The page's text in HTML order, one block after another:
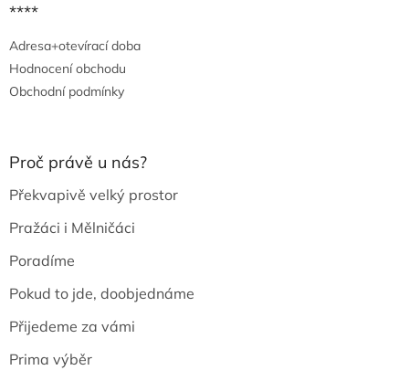
****
Adresa+otevírací doba
Hodnocení obchodu
Obchodní podmínky
Proč právě u nás?
Překvapivě velký prostor
Pražáci i Mělničáci
Poradíme
Pokud to jde, doobjednáme
Přijedeme za vámi
Prima výběr